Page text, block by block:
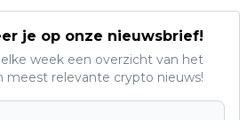
je op onze nieuwsbrief!
week een overzicht van het
meest relevante crypto nieuws!